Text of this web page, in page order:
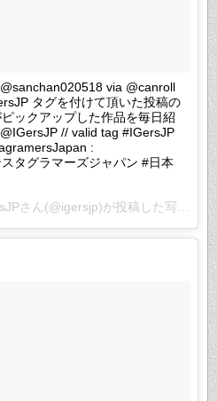
via @canroll
タグを付けて頂いた投稿の
ックアップした作品を毎日紹
// valid tag #IGersJP
:
タグラマーズジャパン #日本